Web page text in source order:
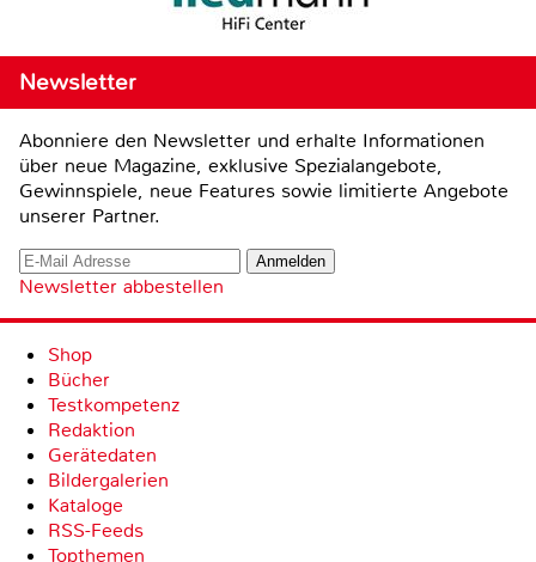
Newsletter
Abonniere den Newsletter und erhalte Informationen
über neue Magazine, exklusive Spezialangebote,
Gewinnspiele, neue Features sowie limitierte Angebote
unserer Partner.
Newsletter abbestellen
Shop
Bücher
Testkompetenz
Redaktion
Gerätedaten
Bildergalerien
Kataloge
RSS-Feeds
Topthemen